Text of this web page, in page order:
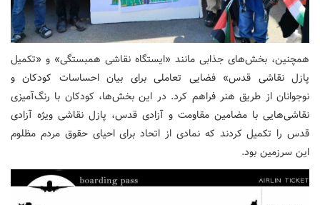
همچنین، بخش‌های جذابی مانند «ایستگاه نقاشی همبستگی» و «تکمیل
پازل نقاشی قدس» فضایی تعاملی برای بیان احساسات کودکان و
نوجوانان از طریق هنر فراهم کرد. در این بخش‌ها، کودکان با رنگ‌آمیزی
نقاشی‌هایی با مضامین مقاومت و آزادی قدس، پازل نقاشی ویژه آزادی
قدس را تکمیل کردند که نمادی از اتحاد برای احیای حقوق مردم مظلوم
این سرزمین بود.